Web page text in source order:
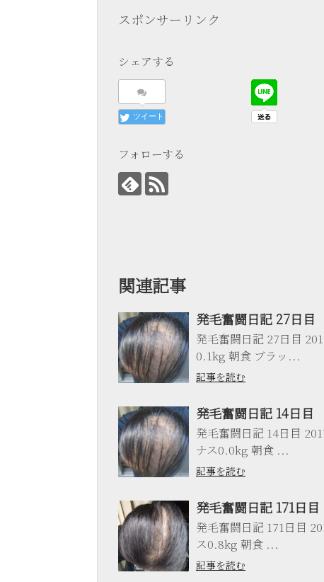
スポンサーリンク
シェアする
ツイート
フォローする
関連記事
発毛奮闘日記 27日目
発毛奮闘日記 27日目
0.1kg 朝食 ブラッ...
記事を読む
発毛奮闘日記 14日目
発毛奮闘日記 14日目
ナス0.0kg 朝食 ...
記事を読む
発毛奮闘日記 171日目
発毛奮闘日記 171日目
ス0.8kg 朝食 ...
記事を読む